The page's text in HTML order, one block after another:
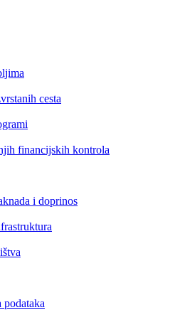
cesta
financijskih kontrola
i doprinos